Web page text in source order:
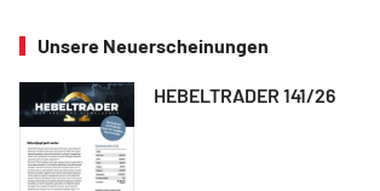
Unsere Neuerscheinungen
HEBELTRADER 141/26